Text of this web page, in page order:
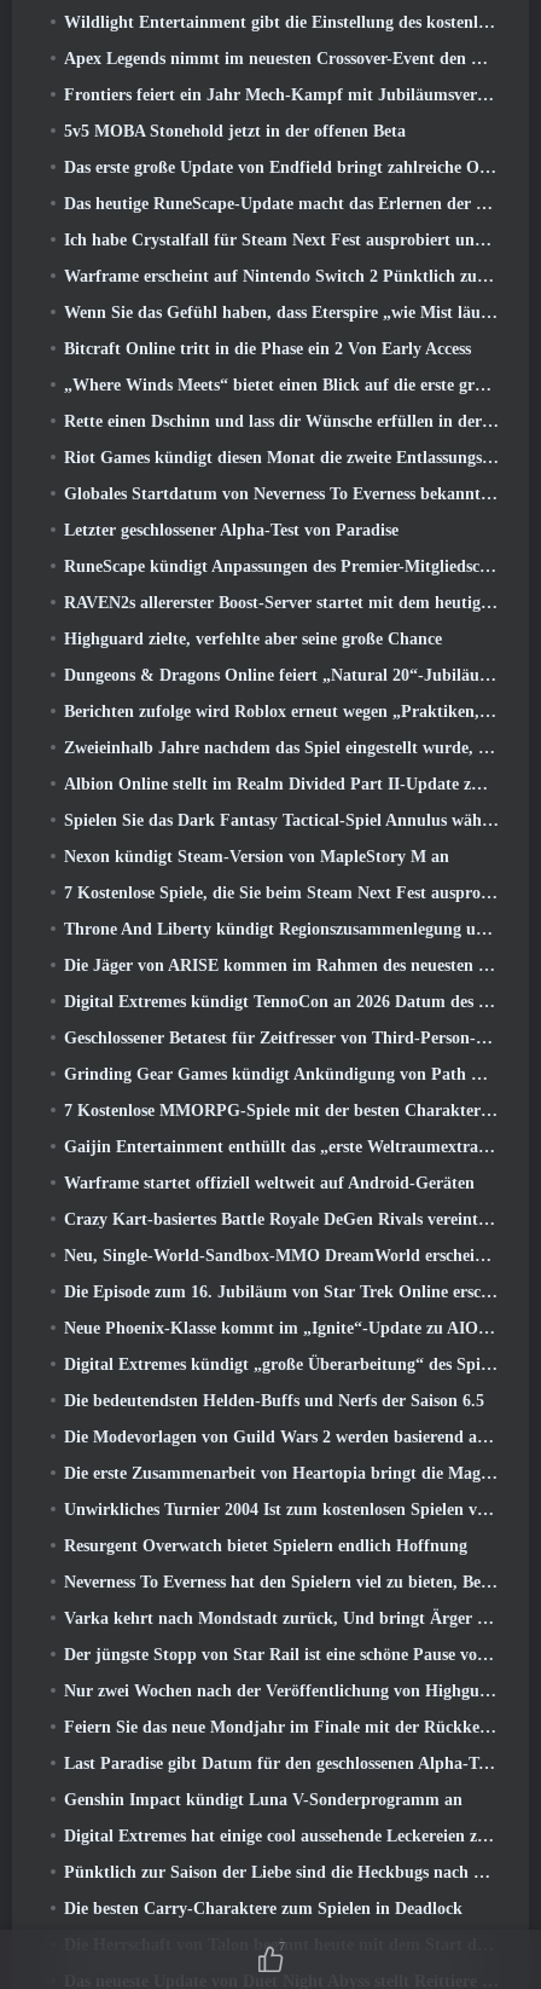
Wildlight Entertainment gibt die Einstellung des kostenlosen Helden-Shooters Highguard bekannt
Apex Legends nimmt im neuesten Crossover-Event den Kampf mit dem Gundam-Universum auf
Frontiers feiert ein Jahr Mech-Kampf mit Jubiläumsveranstaltungen
5v5 MOBA Stonehold jetzt in der offenen Beta
Das erste große Update von Endfield bringt zahlreiche Optimierungen mit sich
Das heutige RuneScape-Update macht das Erlernen der ursprünglichen Kampfstile des MMORPGs einfacher
Ich habe Crystalfall für Steam Next Fest ausprobiert und das habe ich gelernt
Warframe erscheint auf Nintendo Switch 2 Pünktlich zum nächsten großen Update, Der Schattengraph
Wenn Sie das Gefühl haben, dass Eterspire „wie Mist läuft“, Der Creative Director sagt, dass dies nicht mehr der Fall sei
Bitcraft Online tritt in die Phase ein 2 Von Early Access
„Where Winds Meets“ bietet einen Blick auf die erste große Erweiterung im Hexi-Livestream
Rette einen Dschinn und lass dir Wünsche erfüllen in der Mirage League von Path Of Exile
Riot Games kündigt diesen Monat die zweite Entlassungsserie an
Globales Startdatum von Neverness To Everness bekannt gegeben
Letzter geschlossener Alpha-Test von Paradise
RuneScape kündigt Anpassungen des Premier-Mitgliedschaftsmodells an, um den jüngsten Änderungen am MMORPG Rechnung zu tragen
RAVEN2s allererster Boost-Server startet mit dem heutigen Update
Highguard zielte, verfehlte aber seine große Chance
Dungeons & Dragons Online feiert „Natural 20“-Jubiläum mit besonderen Quests und Belohnungen
Berichten zufolge wird Roblox erneut wegen „Praktiken, die Kinder gefährden und ausbeuten“ verklagt
Zweieinhalb Jahre nachdem das Spiel eingestellt wurde, Gamigo neckt die Rückkehr des mittelalterlichen MMO Glory Victis
Albion Online stellt im Realm Divided Part II-Update zwei wichtige Fraktionskriegsfunktionen vor
Spielen Sie das Dark Fantasy Tactical-Spiel Annulus während des Steam Next Fest
Nexon kündigt Steam-Version von MapleStory M an
7 Kostenlose Spiele, die Sie beim Steam Next Fest ausprobieren können
Throne And Liberty kündigt Regionszusammenlegung und Serverkonsolidierung an
Die Jäger von ARISE kommen im Rahmen des neuesten Kooperationsevents nach Fortnite
Digital Extremes kündigt TennoCon an 2026 Datum des Ticketverkaufs
Geschlossener Betatest für Zeitfresser von Third-Person-Shootern angekündigt
Grinding Gear Games kündigt Ankündigung von Path Of Exile an
7 Kostenlose MMORPG-Spiele mit der besten Charakteranpassung
Gaijin Entertainment enthüllt das „erste Weltraumextraktions-Actionspiel“ Star Wrath
Warframe startet offiziell weltweit auf Android-Geräten
Crazy Kart-basiertes Battle Royale DeGen Rivals vereint all die Dinge, von denen Sie wahrscheinlich nicht wussten, dass Sie sie kombiniert haben wollten
Neu, Single-World-Sandbox-MMO DreamWorld erscheint im Early Access auf Steam
Die Episode zum 16. Jubiläum von Star Trek Online erscheint als Teil des „Corruption“-Updates
Neue Phoenix-Klasse kommt im „Ignite“-Update zu AION Classic EU
Digital Extremes kündigt „große Überarbeitung“ des Spielerfortschrittssystems von Soulframe an
Die bedeutendsten Helden-Buffs und Nerfs der Saison 6.5
Die Modevorlagen von Guild Wars 2 werden basierend auf dem Feedback der Spieler überarbeitet
Die erste Zusammenarbeit von Heartopia bringt die Magie der Freundschaft meines kleinen Ponys
Unwirkliches Turnier 2004 Ist zum kostenlosen Spielen verfügbar und Epic wird niemanden deswegen verklagen
Resurgent Overwatch bietet Spielern endlich Hoffnung
Neverness To Everness hat den Spielern viel zu bieten, Besonders lustig
Varka kehrt nach Mondstadt zurück, Und bringt Ärger mit sich im Luna V-Update von Genshin Impact
Der jüngste Stopp von Star Rail ist eine schöne Pause vom Trauma
Nur zwei Wochen nach der Veröffentlichung von Highguard gibt Wildlight Entertainment Entlassungen bekannt
Feiern Sie das neue Mondjahr im Finale mit der Rückkehr des „Bank It Mode“
Last Paradise gibt Datum für den geschlossenen Alpha-Test bekannt
Genshin Impact kündigt Luna V-Sonderprogramm an
Digital Extremes hat einige cool aussehende Leckereien zur Feier des Mondneujahrs in Warframe zusammengestellt
Pünktlich zur Saison der Liebe sind die Heckbugs nach Trove zurückgekehrt
Die besten Carry-Charaktere zum Spielen in Deadlock
Die Herrschaft von Talon beginnt heute mit dem Start der Overwatch-Saison 1: Eroberung
7